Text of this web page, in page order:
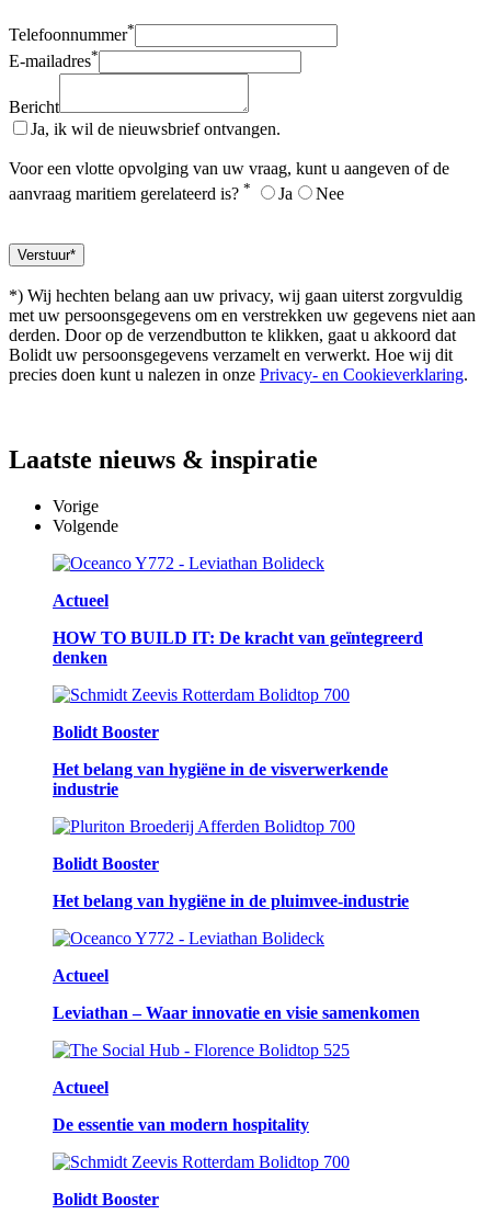
Telefoonnummer*
E-mailadres*
Bericht
Ja, ik wil de nieuwsbrief ontvangen.
Voor een vlotte opvolging van uw vraag, kunt u aangeven of de
aanvraag maritiem gerelateerd is? * Ja Nee
*) Wij hechten belang aan uw privacy, wij gaan uiterst zorgvuldig
met uw persoonsgegevens om en verstrekken uw gegevens niet aan
derden. Door op de verzendbutton te klikken, gaat u akkoord dat
Bolidt uw persoonsgegevens verzamelt en verwerkt. Hoe wij dit
precies doen kunt u nalezen in onze Privacy- en Cookieverklaring.
Laatste nieuws & inspiratie
Vorige
Volgende
Actueel
HOW TO BUILD IT: De kracht van geïntegreerd
denken
Bolidt Booster
Het belang van hygiëne in de visverwerkende
industrie
Bolidt Booster
Het belang van hygiëne in de pluimvee-industrie
Actueel
Leviathan – Waar innovatie en visie samenkomen
Actueel
De essentie van modern hospitality
Bolidt Booster